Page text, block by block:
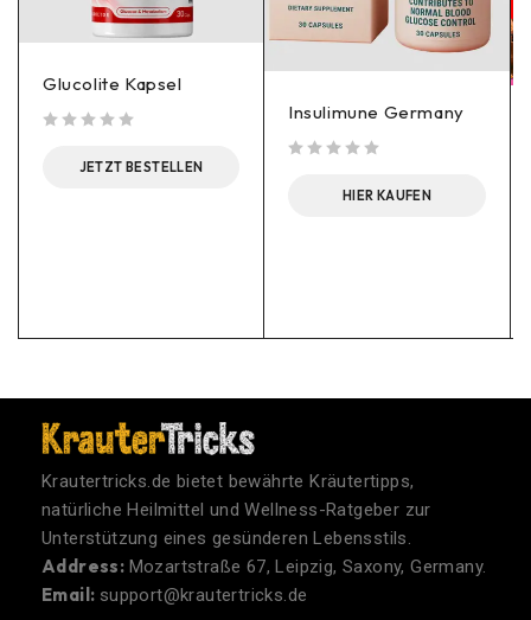
Glucolite Kapsel
JETZT BESTELLEN
Insulimune Germany
HIER KAUFEN
Krautertricks.de bietet bewährte Kräutertipps,
natürliche Heilmittel und Wellness-Ratgeber zur
Unterstützung eines gesünderen Lebensstils.
Address: Mozartstraße 67, Leipzig, Saxony, Germany.
Email: support@krautertricks.de